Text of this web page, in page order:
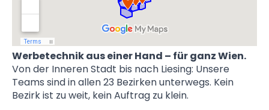
Werbetechnik aus einer Hand – für ganz Wien.
Von der Inneren Stadt bis nach Liesing: Unsere
Teams sind in allen 23 Bezirken unterwegs. Kein
Bezirk ist zu weit, kein Auftrag zu klein.